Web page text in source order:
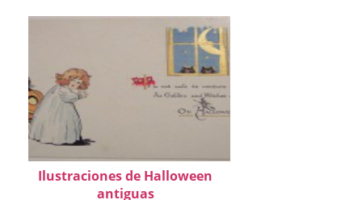
Ilustraciones de Halloween
antiguas